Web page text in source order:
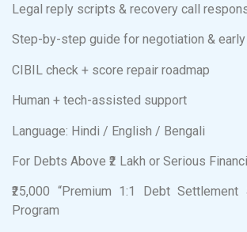
Legal reply scripts & recovery call
Step-by-step guide for negotiation &
CIBIL check + score repair roadmap
Human + tech-assisted support
Language: Hindi / English / Bengali
For Debts Above ₹2 Lakh or Serious
₹25,000 “Premium 1:1 Debt Settlement
Program